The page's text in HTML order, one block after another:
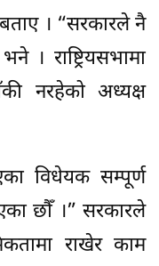
। “सरकारले नै
राष्ट्रियसभामा
नरहेको अध्यक्ष
विधेयक सम्पूर्ण
छौँ ।” सरकारले
राखेर काम